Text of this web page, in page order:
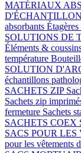
MATÉRIAUX
absorbants Étagères
SOLUTIONS DE
Éléments &
température
SOLUTION
échantillons
SACHETS ZIP
Sachets zip
fermeture Sachets
SACHETS COEX
SACS POUR
pour les vêtements